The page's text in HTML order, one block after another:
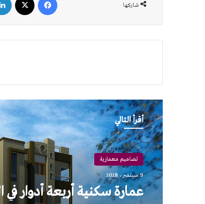
شاركها
أقرأ التالي
تصاميم معمارية
9 سبتمبر، 2018
عمارة سكنية أربعة أدوار في